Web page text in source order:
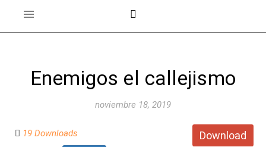
Enemigos el callejismo
noviembre 18, 2019
Download
19 Downloads